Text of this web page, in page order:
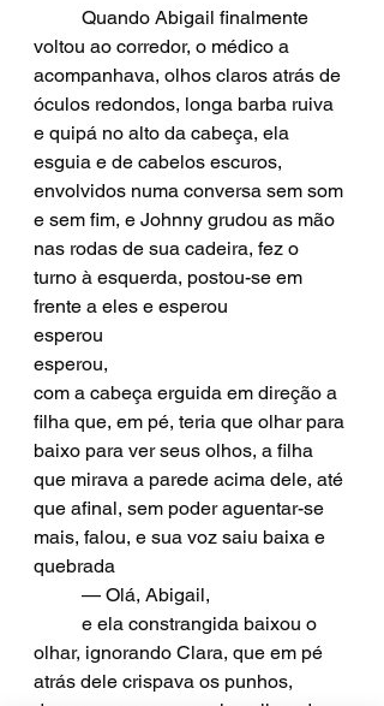
voltou ao corredor, o médico a
acompanhava, olhos claros atrás de
óculos redondos, longa barba ruiva
e quipá no alto da cabeça, ela
esguia e de cabelos escuros,
envolvidos numa conversa sem som
e sem fim, e Johnny grudou as mão
nas rodas de sua cadeira, fez o
turno à esquerda, postou-se em
frente a eles e esperou
esperou
esperou,
com a cabeça erguida em direção a
filha que, em pé, teria que olhar para
baixo para ver seus olhos, a filha
que mirava a parede acima dele, até
que afinal, sem poder aguentar-se
mais, falou, e sua voz saiu baixa e
quebrada
  	— Olá, Abigail,
olhar, ignorando Clara, que em pé
atrás dele crispava os punhos,